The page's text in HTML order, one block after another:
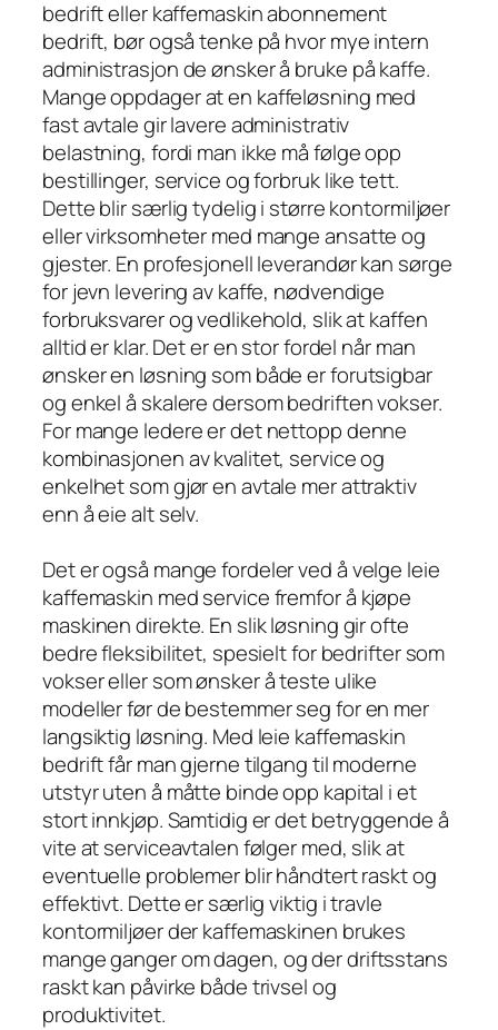
bedrift eller kaffemaskin abonnement
bedrift, bør også tenke på hvor mye intern
administrasjon de ønsker å bruke på kaffe.
Mange oppdager at en kaffeløsning med
fast avtale gir lavere administrativ
belastning, fordi man ikke må følge opp
bestillinger, service og forbruk like tett.
Dette blir særlig tydelig i større kontormiljøer
eller virksomheter med mange ansatte og
gjester. En profesjonell leverandør kan sørge
for jevn levering av kaffe, nødvendige
forbruksvarer og vedlikehold, slik at kaffen
alltid er klar. Det er en stor fordel når man
ønsker en løsning som både er forutsigbar
og enkel å skalere dersom bedriften vokser.
For mange ledere er det nettopp denne
kombinasjonen av kvalitet, service og
enkelhet som gjør en avtale mer attraktiv
enn å eie alt selv.
Det er også mange fordeler ved å velge leie
kaffemaskin med service fremfor å kjøpe
maskinen direkte. En slik løsning gir ofte
bedre fleksibilitet, spesielt for bedrifter som
vokser eller som ønsker å teste ulike
modeller før de bestemmer seg for en mer
langsiktig løsning. Med leie kaffemaskin
bedrift får man gjerne tilgang til moderne
utstyr uten å måtte binde opp kapital i et
stort innkjøp. Samtidig er det betryggende å
vite at serviceavtalen følger med, slik at
eventuelle problemer blir håndtert raskt og
effektivt. Dette er særlig viktig i travle
kontormiljøer der kaffemaskinen brukes
mange ganger om dagen, og der driftsstans
raskt kan påvirke både trivsel og
produktivitet.